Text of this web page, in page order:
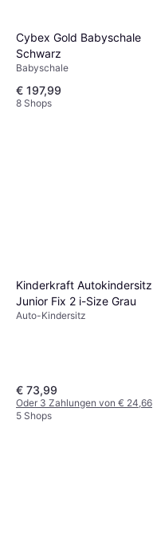
Cybex Gold Babyschale
Schwarz
Babyschale
€ 197,99
8 Shops
Kinderkraft Autokindersitz
Junior Fix 2 i-Size Grau
Auto-Kindersitz
€ 73,99
Oder 3 Zahlungen von € 24,66
5 Shops